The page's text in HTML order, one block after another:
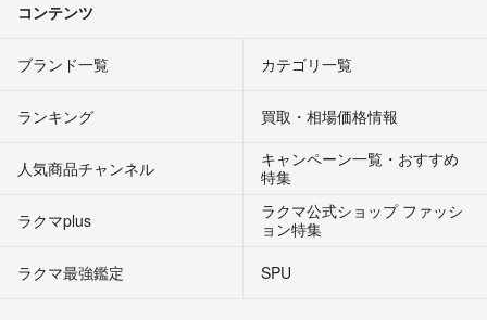
コンテンツ
ブランド一覧 カテゴリ一覧
ランキング 買取・相場価格情報
人気商品チャンネル
キャンペーン一覧・おすすめ
特集
ラクマplus
ラクマ公式ショップ ファッシ
ョン特集
ラクマ最強鑑定
SPU